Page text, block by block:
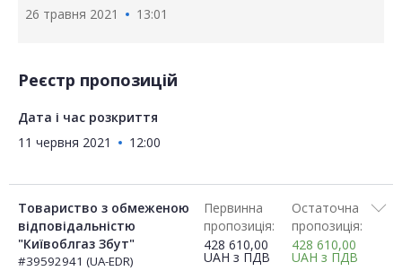
26 травня 2021
13:01
Реєстр пропозицій
Дата і час розкриття
11 червня 2021
12:00
Товариство з обмеженою
відповідальністю
"Київоблгаз Збут"
#39592941 (UA-EDR)
Первинна
пропозиція:
428 610,00
UAH з ПДВ
Остаточна
пропозиція:
428 610,00
UAH з ПДВ